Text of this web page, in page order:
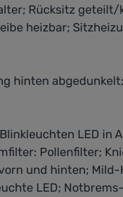
Rücksitz geteilt/
heizbar;
hinten
LED in
Pollenfilter;
und hinten; Mild-
LED;